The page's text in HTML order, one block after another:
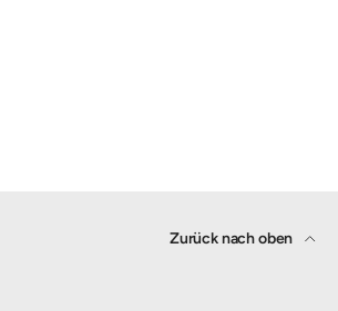
Zurück nach oben